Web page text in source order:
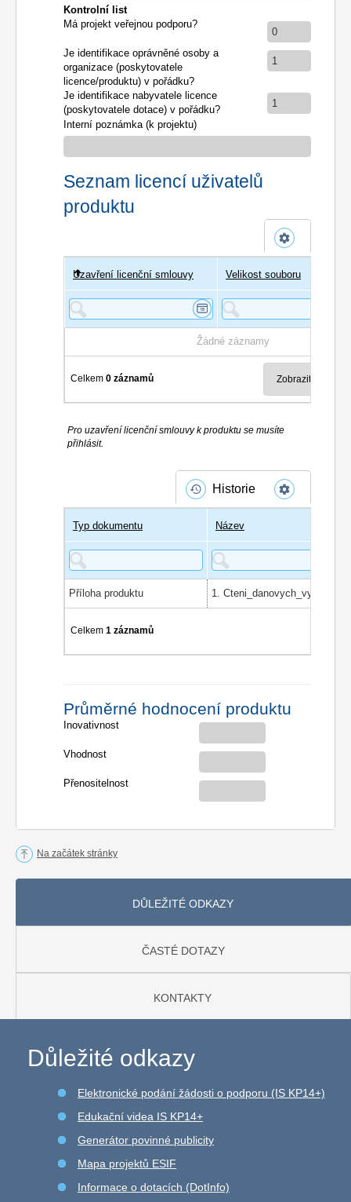
Kontrolní list
Má projekt veřejnou podporu?
0
Je identifikace oprávněné osoby a
organizace (poskytovatele
licence/produktu) v pořádku?
1
Je identifikace nabyvatele licence
(poskytovatele dotace) v pořádku?
1
Interní poznámka (k projektu)
Seznam licencí uživatelů
produktu
Uživatel
Uzavření licenční smlouvy Velikost souboru
Žádné záznamy
Celkem0 záznamů
Pro uzavření licenční smlouvy k produktu se musíte
přihlásit.
Historie
Typ dokumentu Název
Příloha produktu 1. Cteni_danovych_vykazu
Celkem1 záznamů
Průměrné hodnocení produktu
Inovativnost
Vhodnost
Přenositelnost
Na začátek stránky
DŮLEŽITÉ ODKAZY
ČASTÉ DOTAZY
KONTAKTY
Důležité odkazy
Elektronické podání žádosti o podporu (IS KP14+)
Edukační videa IS KP14+
Generátor povinné publicity
Mapa projektů ESIF
Informace o dotacích (DotInfo)